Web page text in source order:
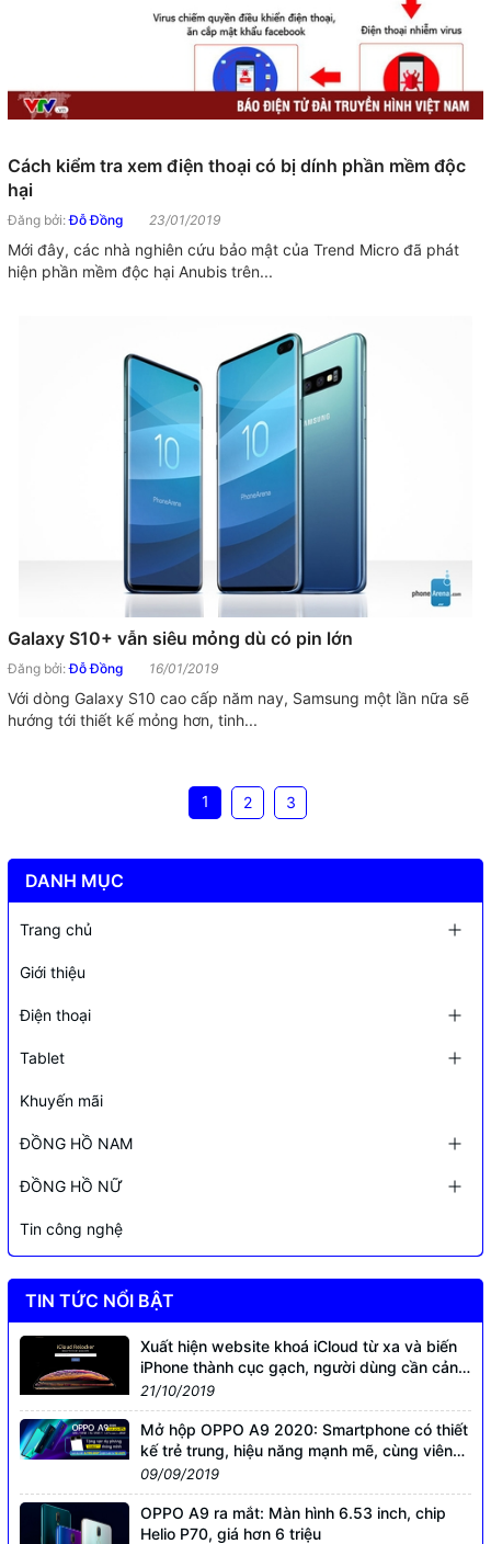
Cách kiểm tra xem điện thoại có bị dính phần mềm độc
hại
Đăng bởi:Đỗ Đồng 23/01/2019
Mới đây, các nhà nghiên cứu bảo mật của Trend Micro đã phát
hiện phần mềm độc hại Anubis trên...
Galaxy S10+ vẫn siêu mỏng dù có pin lớn
Đăng bởi:Đỗ Đồng 16/01/2019
Với dòng Galaxy S10 cao cấp năm nay, Samsung một lần nữa sẽ
hướng tới thiết kế mỏng hơn, tinh...
1 2 3
DANH MỤC
Trang chủ
Giới thiệu
Điện thoại
Tablet
Khuyến mãi
ĐỒNG HỒ NAM
ĐỒNG HỒ NỮ
Tin công nghệ
TIN TỨC NỔI BẬT
Xuất hiện website khoá iCloud từ xa và biến
iPhone thành cục gạch, người dùng cần cảnh
giác
21/10/2019
Mở hộp OPPO A9 2020: Smartphone có thiết
kế trẻ trung, hiệu năng mạnh mẽ, cùng viên
pin khủng
09/09/2019
OPPO A9 ra mắt: Màn hình 6.53 inch, chip
Helio P70, giá hơn 6 triệu